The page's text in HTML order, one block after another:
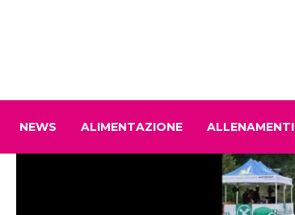
NEWS ALIMENTAZIONE ALLENAMENTI